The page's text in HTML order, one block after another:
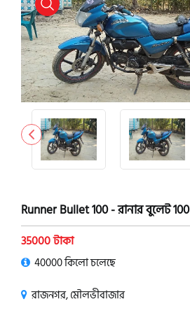
product view
Runner Bullet 100 - রানার বুলেট 100
35000 টাকা
40000 কিলো চলেছে
রাজনগর, মৌলভীবাজার